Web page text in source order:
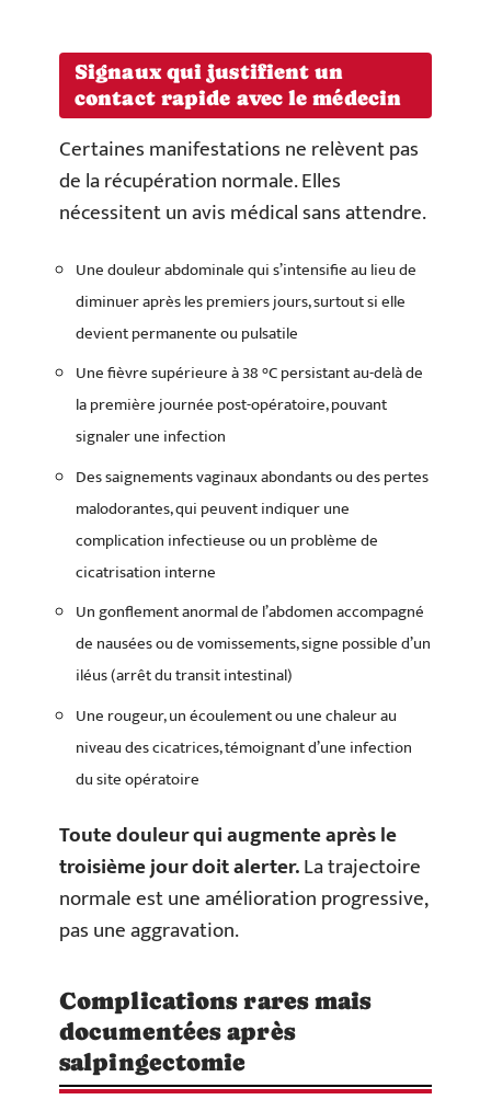
Signaux qui justifient un
contact rapide avec le médecin
Certaines manifestations ne relèvent pas
de la récupération normale. Elles
nécessitent un avis médical sans attendre.
Une douleur abdominale qui s’intensifie au lieu de
diminuer après les premiers jours, surtout si elle
devient permanente ou pulsatile
Une fièvre supérieure à 38 °C persistant au-delà de
la première journée post-opératoire, pouvant
signaler une infection
Des saignements vaginaux abondants ou des pertes
malodorantes, qui peuvent indiquer une
complication infectieuse ou un problème de
cicatrisation interne
Un gonflement anormal de l’abdomen accompagné
de nausées ou de vomissements, signe possible d’un
iléus (arrêt du transit intestinal)
Une rougeur, un écoulement ou une chaleur au
niveau des cicatrices, témoignant d’une infection
du site opératoire
Toute douleur qui augmente après le
troisième jour doit alerter.La trajectoire
normale est une amélioration progressive,
pas une aggravation.
Complications rares mais
documentées après
salpingectomie